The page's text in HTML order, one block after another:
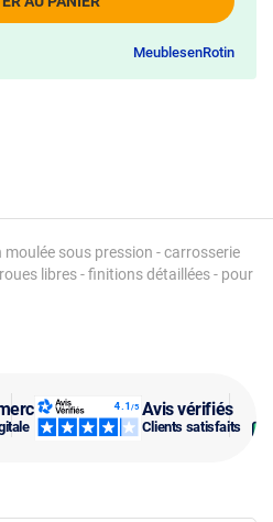
Avis vérifiés
Clients satisfaits
sous pression - carrosserie
libres - finitions détaillées - pour
MeublesenRotin